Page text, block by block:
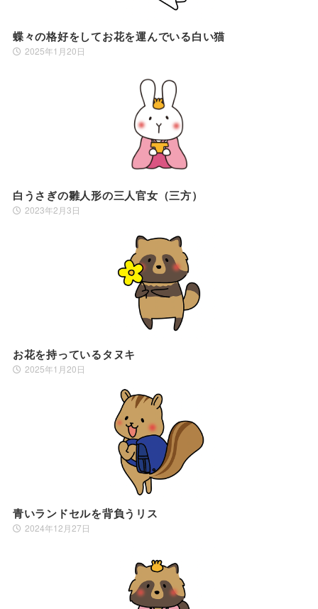
蝶々の格好をしてお花を運んでいる白い猫
2025年1月20日
白うさぎの雛人形の三人官女（三方）
2023年2月3日
お花を持っているタヌキ
2025年1月20日
青いランドセルを背負うリス
2024年12月27日